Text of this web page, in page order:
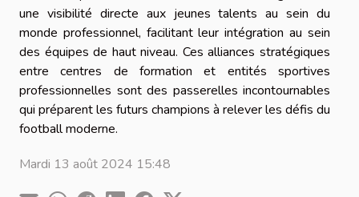
une visibilité directe aux jeunes talents au sein du
monde professionnel, facilitant leur intégration au sein
des équipes de haut niveau. Ces alliances stratégiques
entre centres de formation et entités sportives
professionnelles sont des passerelles incontournables
qui préparent les futurs champions à relever les défis du
football moderne.
Mardi 13 août 2024 15:48